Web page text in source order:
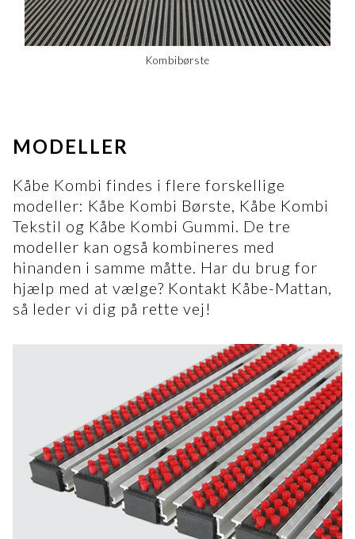
Kombibørste
MODELLER
Kåbe Kombi findes i flere forskellige
modeller: Kåbe Kombi Børste, Kåbe Kombi
Tekstil og Kåbe Kombi Gummi. De tre
modeller kan også kombineres med
hinanden i samme måtte. Har du brug for
hjælp med at vælge? Kontakt Kåbe-Mattan,
så leder vi dig på rette vej!